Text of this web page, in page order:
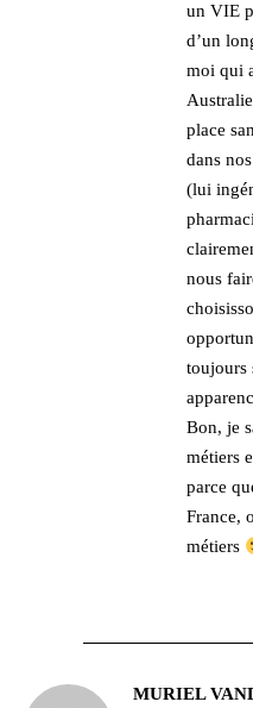
un VIE
d’un
moi qui
place
dans
(lui
nous
toujours
Bon, je
métiers
parce
France,
métiers
MURIEL